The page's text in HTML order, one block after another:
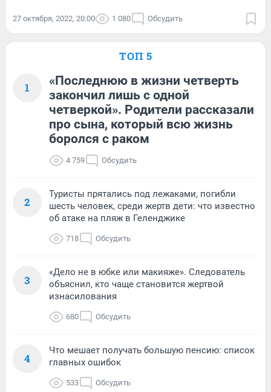
27 октября, 2022, 20:00 1 080 Обсудить
ТОП 5
1
«Последнюю в жизни четверть
закончил лишь с одной
четверкой». Родители рассказали
про сына, который всю жизнь
боролся с раком
4 759 Обсудить
2
Туристы прятались под лежаками, погибли
шесть человек, среди жертв дети: что известно
об атаке на пляж в Геленджике
718 Обсудить
3
«Дело не в юбке или макияже». Следователь
объяснил, кто чаще становится жертвой
изнасилования
680 Обсудить
4
Что мешает получать большую пенсию: список
главных ошибок
533 Обсудить